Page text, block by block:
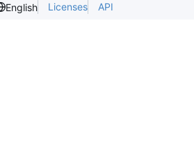
English Licenses API